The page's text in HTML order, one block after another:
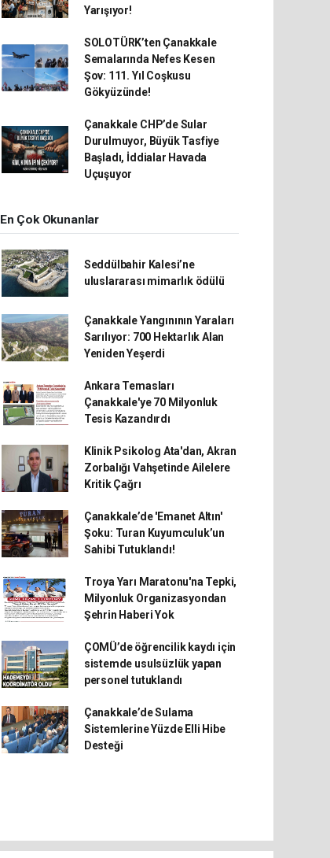
Yarışıyor!
SOLOTÜRK’ten Çanakkale
Semalarında Nefes Kesen
Şov: 111. Yıl Coşkusu
Gökyüzünde!
Çanakkale CHP’de Sular
Durulmuyor, Büyük Tasfiye
Başladı, İddialar Havada
Uçuşuyor
En Çok Okunanlar
Seddülbahir Kalesi’ne
uluslararası mimarlık ödülü
Çanakkale Yangınının Yaraları
Sarılıyor: 700 Hektarlık Alan
Yeniden Yeşerdi
Ankara Temasları
Çanakkale'ye 70 Milyonluk
Tesis Kazandırdı
Klinik Psikolog Ata'dan, Akran
Zorbalığı Vahşetinde Ailelere
Kritik Çağrı
Çanakkale’de 'Emanet Altın'
Şoku: Turan Kuyumculuk’un
Sahibi Tutuklandı!
Troya Yarı Maratonu'na Tepki,
Milyonluk Organizasyondan
Şehrin Haberi Yok
ÇOMÜ’de öğrencilik kaydı için
sistemde usulsüzlük yapan
personel tutuklandı
Çanakkale’de Sulama
Sistemlerine Yüzde Elli Hibe
Desteği